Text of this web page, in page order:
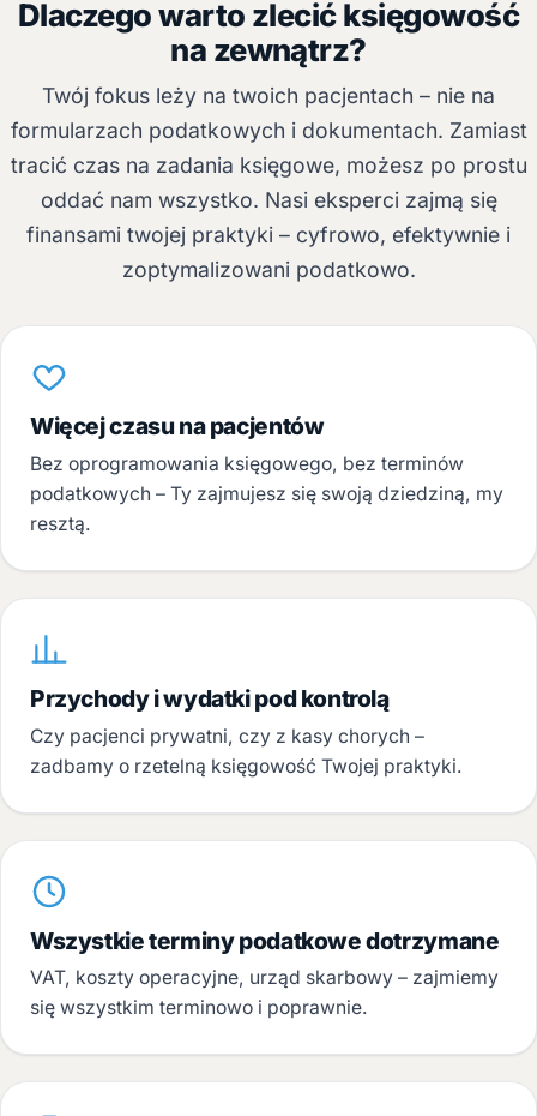
Dlaczego warto zlecić księgowość
na zewnątrz?
Twój fokus leży na twoich pacjentach – nie na
formularzach podatkowych i dokumentach. Zamiast
tracić czas na zadania księgowe, możesz po prostu
oddać nam wszystko. Nasi eksperci zajmą się
finansami twojej praktyki – cyfrowo, efektywnie i
zoptymalizowani podatkowo.
Więcej czasu na pacjentów
Bez oprogramowania księgowego, bez terminów
podatkowych – Ty zajmujesz się swoją dziedziną, my
resztą.
Przychody i wydatki pod kontrolą
Czy pacjenci prywatni, czy z kasy chorych –
zadbamy o rzetelną księgowość Twojej praktyki.
Wszystkie terminy podatkowe dotrzymane
VAT, koszty operacyjne, urząd skarbowy – zajmiemy
się wszystkim terminowo i poprawnie.